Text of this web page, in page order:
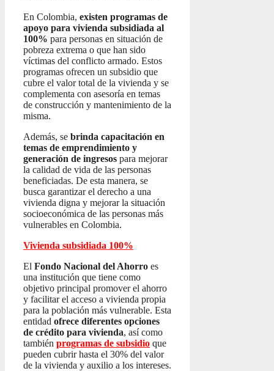
En Colombia, existen programas de
apoyo para vivienda subsidiada al
100% para personas en situación de
pobreza extrema o que han sido
víctimas del conflicto armado. Estos
programas ofrecen un subsidio que
cubre el valor total de la vivienda y se
complementa con asesoría en temas
de construcción y mantenimiento de la
misma.
Además, se brinda capacitación en
temas de emprendimiento y
generación de ingresos para mejorar
la calidad de vida de las personas
beneficiadas. De esta manera, se
busca garantizar el derecho a una
vivienda digna y mejorar la situación
socioeconómica de las personas más
vulnerables en Colombia.
Vivienda subsidiada 100%
El Fondo Nacional del Ahorro es
una institución que tiene como
objetivo principal promover el ahorro
y facilitar el acceso a vivienda propia
para la población más vulnerable. Esta
entidad ofrece diferentes opciones
de crédito para vivienda, así como
también programas de subsidio que
pueden cubrir hasta el 30% del valor
de la vivienda y auxilio a los intereses.